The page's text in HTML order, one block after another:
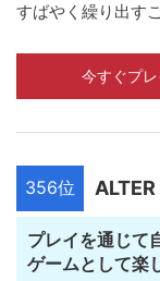
すばやく繰り出す
今すぐプレ
356位
プレイを通じて
ゲームとして楽